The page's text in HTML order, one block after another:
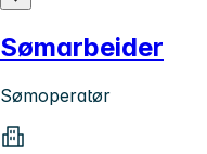
Sømarbeider
Sømoperatør